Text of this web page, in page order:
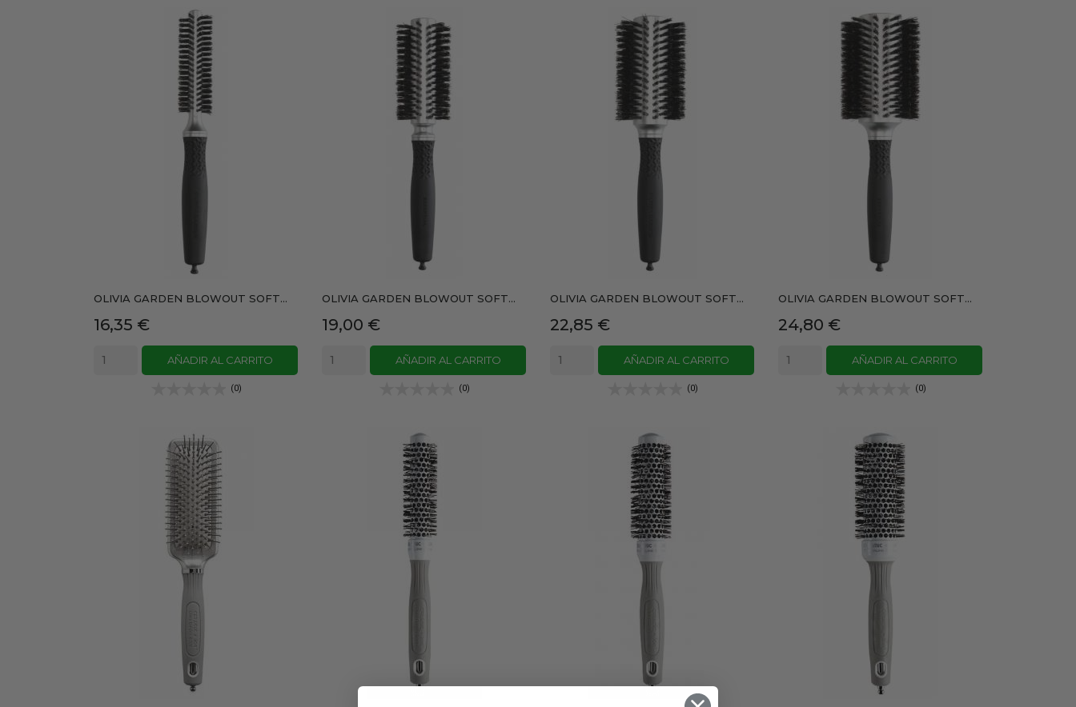
OLIVIA GARDEN BLOWOUT SOFT...
Precio
16,35 €
AÑADIR AL CARRITO
(0)
OLIVIA GARDEN BLOWOUT SOFT...
Precio
19,00 €
AÑADIR AL CARRITO
(0)
OLIVIA GARDEN BLOWOUT SOFT...
Precio
22,85 €
AÑADIR AL CARRITO
(0)
OLIVIA GARDEN BLOWOUT SOFT...
Precio
24,80 €
AÑADIR AL CARRITO
(0)